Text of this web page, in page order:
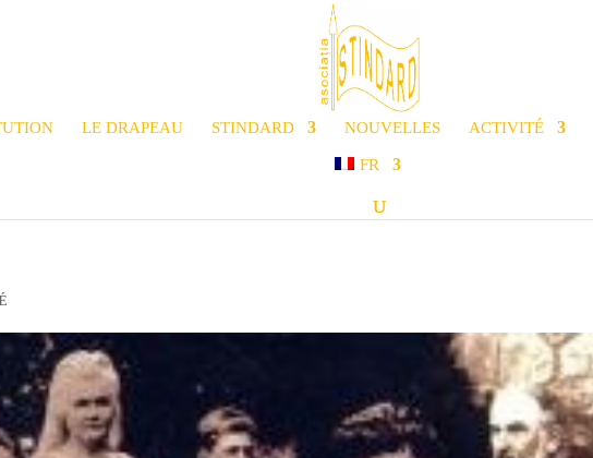
LE DRAPEAU STINDARD NOUVELLES ACTIVITÉ
FR